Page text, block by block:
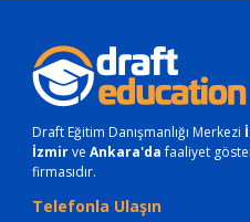
Draft Eğitim Danışmanlığı Merkezi
İzmirve Ankara'dafaaliyet
firmasıdır.
Telefonla Ulaşın